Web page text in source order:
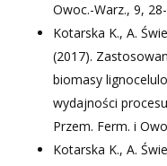
Owoc.-Warz., 9,
Kotarska K., A.
(2017).
biomasy
wydajności
Przem. Ferm. i
Kotarska K., A.